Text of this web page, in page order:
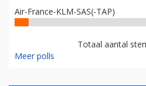
Air-France-KLM-SAS(-TAP)
Totaal aantal
Meer polls